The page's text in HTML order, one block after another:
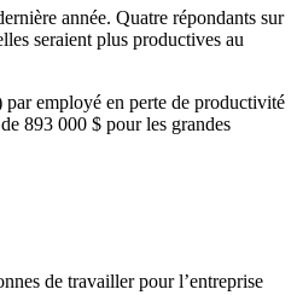
année. Quatre répondants sur
seraient plus productives au
par employé en perte de productivité
893 000 $ pour les grandes
de travailler pour l’entreprise